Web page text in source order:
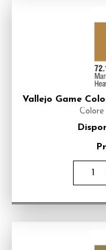
Vallejo Game